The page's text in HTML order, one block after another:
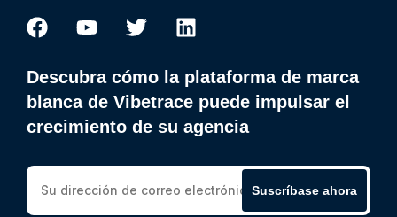
Descubra cómo la plataforma de marca
blanca de Vibetrace puede impulsar el
crecimiento de su agencia
Suscríbase ahora